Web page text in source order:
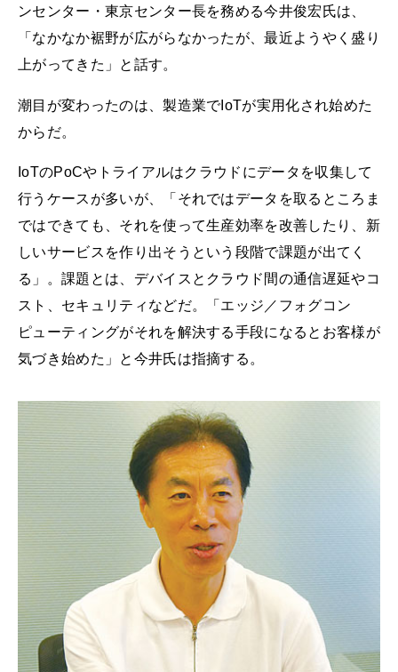
ンセンター・東京センター長を務める今井俊宏氏は、
「なかなか裾野が広がらなかったが、最近ようやく盛り
上がってきた」と話す。
潮目が変わったのは、製造業でIoTが実用化され始めた
からだ。
IoTのPoCやトライアルはクラウドにデータを収集して
行うケースが多いが、「それではデータを取るところま
ではできても、それを使って生産効率を改善したり、新
しいサービスを作り出そうという段階で課題が出てく
る」。課題とは、デバイスとクラウド間の通信遅延やコ
スト、セキュリティなどだ。「エッジ／フォグコン
ピューティングがそれを解決する手段になるとお客様が
気づき始めた」と今井氏は指摘する。